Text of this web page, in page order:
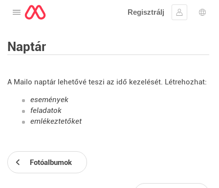
Nyissa meg a menüt
Regisztrálj
Naptár
A Mailo naptár lehetővé teszi az idő kezelését. Létrehozhat:
események
feladatok
emlékeztetőket
Fotóalbumok